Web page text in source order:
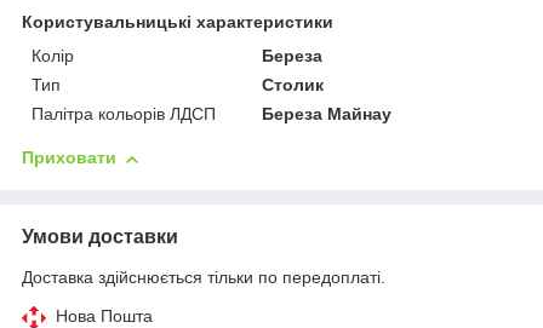
Користувальницькі характеристики
Колір
Береза
Тип
Столик
Палітра кольорів ЛДСП
Береза Майнау
Приховати
Умови доставки
Доставка здійснюється тільки по передоплаті.
Нова Пошта